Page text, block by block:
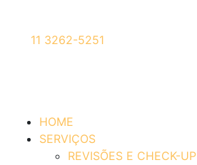
11 3262-5251
HOME
SERVIÇOS
REVISÕES E CHECK-UP